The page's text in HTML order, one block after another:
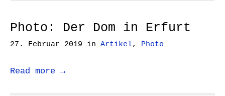
Photo: Der Dom in Erfurt
27. Februar 2019 in Artikel, Photo
Read more →